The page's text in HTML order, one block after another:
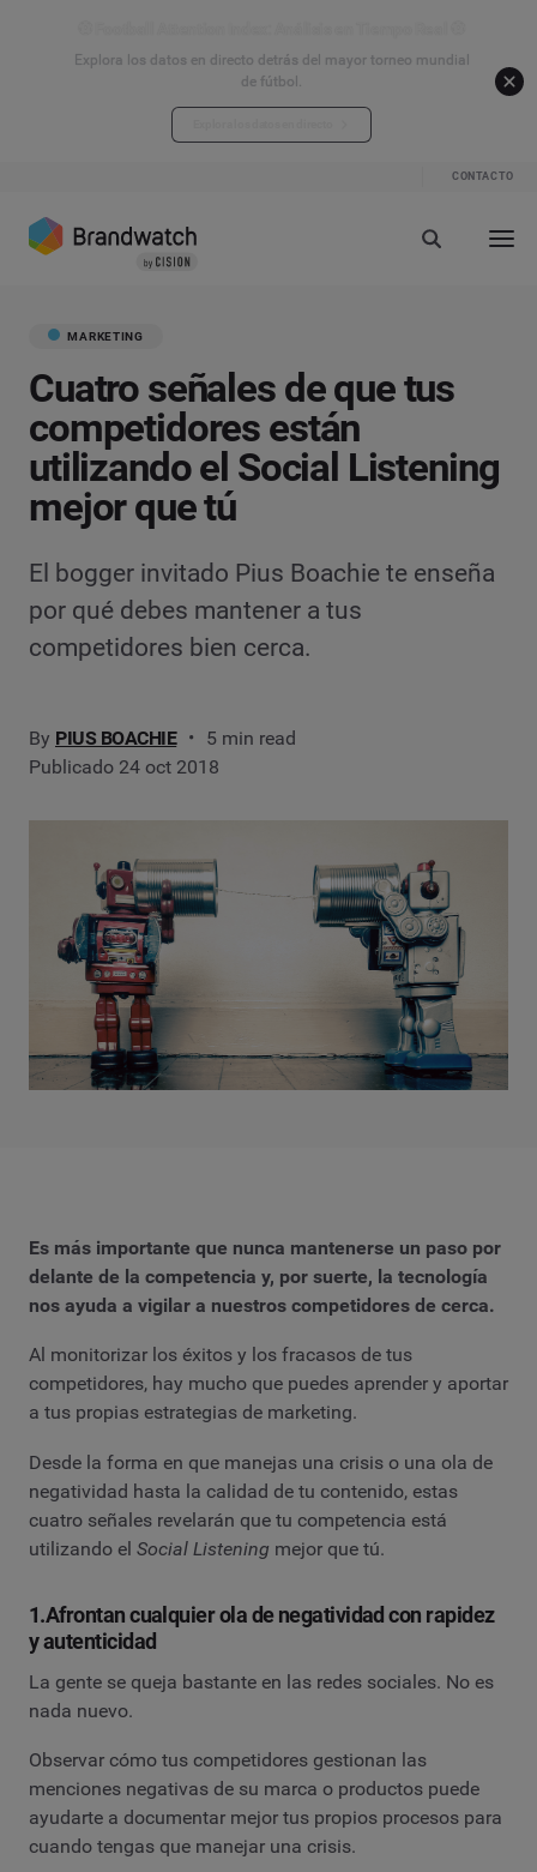
Explora los datos en directo detrás del mayor torneo mundial
de fútbol.
CONTACTO
MARKETING
Cuatro señales de que tus
competidores están
utilizando el Social Listening
mejor que tú
El bogger invitado Pius Boachie te enseña
por qué debes mantener a tus
competidores bien cerca.
By PIUS BOACHIE
5 min read
Publicado 24 oct 2018
Es más importante que nunca mantenerse un paso por
delante de la competencia y, por suerte, la tecnología
nos ayuda a vigilar a nuestros competidores de cerca.
Al monitorizar los éxitos y los fracasos de tus
competidores, hay mucho que puedes aprender y aportar
a tus propias estrategias de marketing.
Desde la forma en que manejas una crisis o una ola de
negatividad hasta la calidad de tu contenido, estas
cuatro señales revelarán que tu competencia está
utilizando el Social Listening mejor que tú.
1.Afrontan cualquier ola de negatividad con rapidez
y autenticidad
La gente se queja bastante en las redes sociales. No es
nada nuevo.
Observar cómo tus competidores gestionan las
menciones negativas de su marca o productos puede
ayudarte a documentar mejor tus propios procesos para
cuando tengas que manejar una crisis.